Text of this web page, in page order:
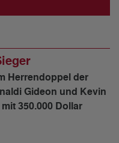
Herrendoppel der
Gideon und Kevin
350.000 Dollar